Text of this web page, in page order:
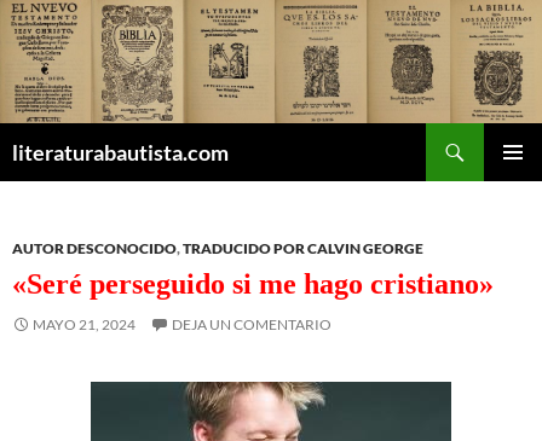
literaturabautista.com
AUTOR DESCONOCIDO,TRADUCIDO POR CALVIN GEORGE
«Seré perseguido si me hago cristiano»
MAYO 21, 2024 DEJA UN COMENTARIO